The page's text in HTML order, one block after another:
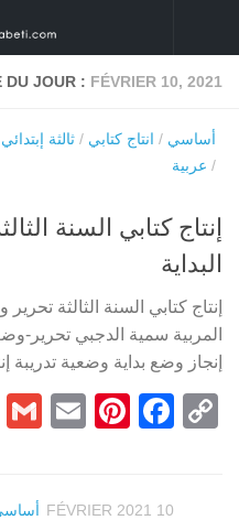
DU JOUR : FÉVRIER 10, 2021
أساسي / انتاج كتابي / ثالثة إبتدائي
/ عربية
إنتاج كتابي السنة
البداية
إنتاج كتابي السنة الثالثة
المربية سمية الدجبي تحرير-
إنجاز وضع بداية وضعية تدريبة
Copy
10 FÉVRIER 2021